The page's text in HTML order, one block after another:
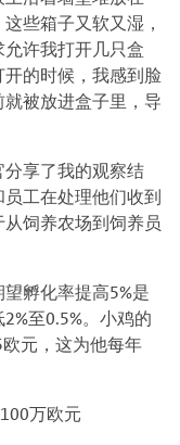
些箱子又软又湿，
许我打开几只盒
的时候，我感到脸
被放进盒子里，导
享了我的观察结
工在处理他们收到
饲养农场到饲养员
孵化率提高5%是
至0.5%。小鸡的
元，这为他每年
万欧元